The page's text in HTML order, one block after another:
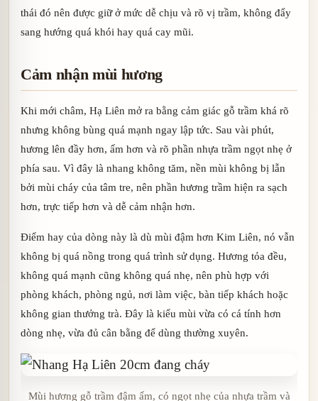
thái đó nên được giữ ở mức dễ chịu và rõ vị trầm, không đẩy
sang hướng quá khói hay quá cay mũi.
Cảm nhận mùi hương
Khi mới châm, Hạ Liên mở ra bằng cảm giác gỗ trầm khá rõ
nhưng không bùng quá mạnh ngay lập tức. Sau vài phút,
hương lên đầy hơn, ấm hơn và rõ phần nhựa trầm ngọt nhẹ ở
phía sau. Vì đây là nhang không tăm, nền mùi không bị lẫn
bởi mùi cháy của tâm tre, nên phần hương trầm hiện ra sạch
hơn, trực tiếp hơn và dễ cảm nhận hơn.
Điểm hay của dòng này là dù mùi đậm hơn Kim Liên, nó vẫn
không bị quá nồng trong quá trình sử dụng. Hương tỏa đều,
không quá mạnh cũng không quá nhẹ, nên phù hợp với
phòng khách, phòng ngủ, nơi làm việc, bàn tiếp khách hoặc
không gian thưởng trà. Đây là kiểu mùi vừa có cá tính hơn
dòng nhẹ, vừa đủ cân bằng để dùng thường xuyên.
Mùi hương gỗ trầm đậm ấm, có ngọt nhẹ của nhựa trầm và